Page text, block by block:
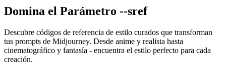
Domina el Parámetro --sref
Descubre códigos de referencia de estilo curados que transforman
tus prompts de Midjourney. Desde anime y realista hasta
cinematográfico y fantasía - encuentra el estilo perfecto para cada
creación.